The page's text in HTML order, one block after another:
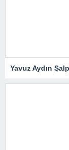
Yavuz Aydın